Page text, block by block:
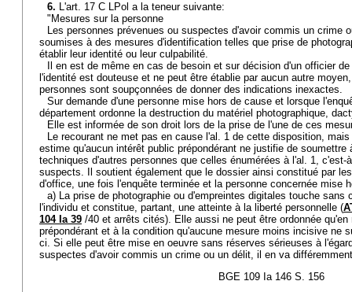
6. L'art. 17 C LPol a la teneur suivante:
"Mesures sur la personne
Les personnes prévenues ou suspectes d'avoir commis un crime
soumises à des mesures d'identification telles que prise de
établir leur identité ou leur culpabilité.
Il en est de même en cas de besoin et sur décision d'un officier
l'identité est douteuse et ne peut être établie par aucun autre
personnes sont soupçonnées de donner des indications inexactes.
Sur demande d'une personne mise hors de cause et lorsque
département ordonne la destruction du matériel photographique,
Elle est informée de son droit lors de la prise de l'une de ces
Le recourant ne met pas en cause l'al. 1 de cette disposition,
estime qu'aucun intérêt public prépondérant ne justifie de
techniques d'autres personnes que celles énumérées à l'al. 1, c'est-
suspects. Il soutient également que le dossier ainsi constitué par
d'office, une fois l'enquête terminée et la personne concernée mise
a) La prise de photographie ou d'empreintes digitales touche sans
l'individu et constitue, partant, une atteinte à la liberté personnelle (
104 Ia 39 /40 et arrêts cités). Elle aussi ne peut être ordonnée
prépondérant et à la condition qu'aucune mesure moins incisive ne
ci. Si elle peut être mise en oeuvre sans réserves sérieuses à
suspectes d'avoir commis un crime ou un délit, il en va
BGE 109 Ia 146 S. 156